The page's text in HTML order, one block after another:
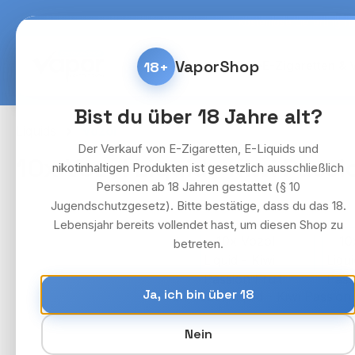
Hauptinhalt springen
Zur Suche springen
Zur Hauptnavigation springen Kostenlose Lieferung
Home E-Zigaretten &
10x Vozol Liquid - Kiwi
Bildergalerie überspringen
18+ VaporShop
Bist du über 18 Jahre alt?
Der Verkauf von E-Zigaretten, E-Liquids und
nikotinhaltigen Produkten ist gesetzlich ausschließlich
Personen ab 18 Jahren gestattet (§ 10
Jugendschutzgesetz). Bitte bestätige, dass du das 18.
Lebensjahr bereits vollendet hast, um diesen Shop zu
betreten.
Ja, ich bin über 18
Nein